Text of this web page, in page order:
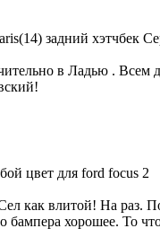
задний хэтчбек
в Ладью . Всем
цвет для ford focus 2
как влитой! На раз.
бампера хорошее. То